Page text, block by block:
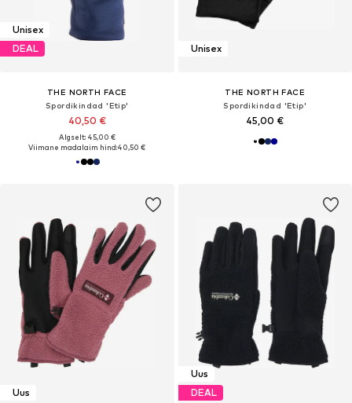
Unisex
DEAL
THE NORTH FACE
Spordikindad 'Etip'
40,50 €
Algselt: 45,00 €
Viimane madalaim hind:40,50 €
Unisex
THE NORTH FACE
Spordikindad 'Etip'
45,00 €
Uus
Uus
DEAL